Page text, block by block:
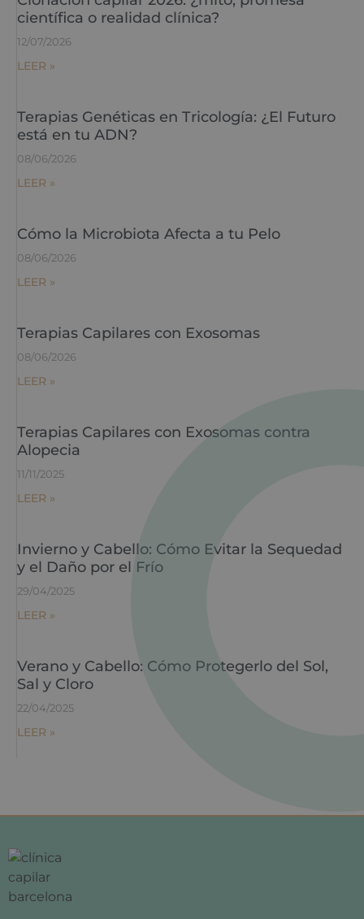
científica o realidad clínica?
12/07/2026
LEER »
Terapias Genéticas en Tricología: ¿El Futuro
está en tu ADN?
08/06/2026
LEER »
Cómo la Microbiota Afecta a tu Pelo
08/06/2026
LEER »
Terapias Capilares con Exosomas
08/06/2026
LEER »
Terapias Capilares con Exosomas contra
Alopecia
11/11/2025
LEER »
Invierno y Cabello: Cómo Evitar la Sequedad
y el Daño por el Frío
29/04/2025
LEER »
Verano y Cabello: Cómo Protegerlo del Sol,
Sal y Cloro
22/04/2025
LEER »